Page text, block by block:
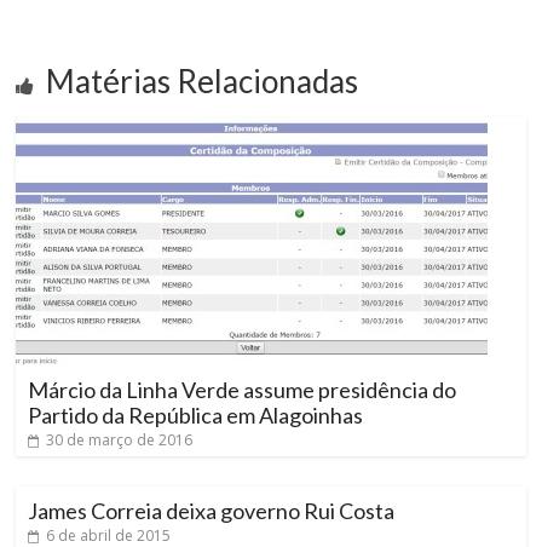
Matérias Relacionadas
Márcio da Linha Verde assume presidência do
Partido da República em Alagoinhas
30 de março de 2016
James Correia deixa governo Rui Costa
6 de abril de 2015